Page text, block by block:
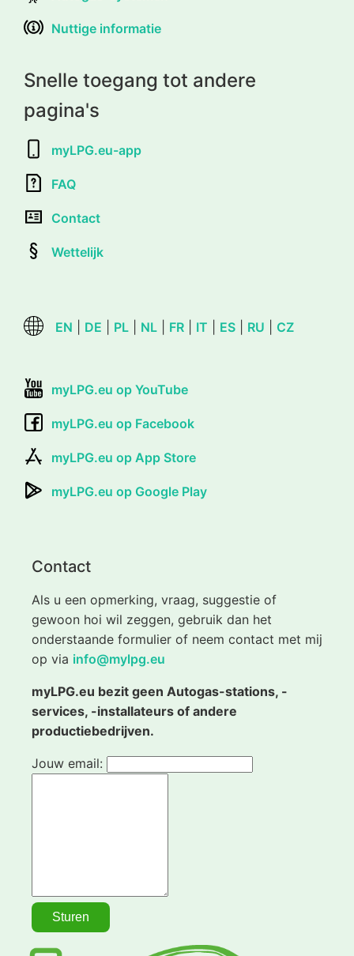
Nuttige informatie
Snelle toegang tot andere
pagina's
myLPG.eu-app
FAQ
Contact
Wettelijk
EN DE PL NL FR IT ES RU CZ
myLPG.eu op YouTube
myLPG.eu op Facebook
myLPG.eu op App Store
myLPG.eu op Google Play
Contact
Als u een opmerking, vraag, suggestie of
gewoon hoi wil zeggen, gebruik dan het
onderstaande formulier of neem contact met mij
op via info@mylpg.eu
myLPG.eu bezit geen Autogas-stations, -
services, -installateurs of andere
productiebedrijven.
Jouw email: